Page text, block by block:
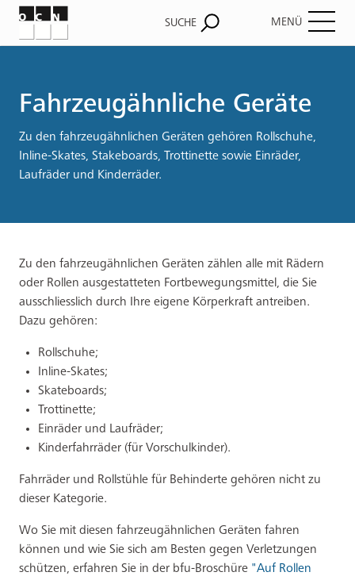
Fahrzeugähnliche Geräte
Zu den fahrzeugähnlichen Geräten gehören Rollschuhe,
Inline-Skates, Stakeboards, Trottinette sowie Einräder,
Laufräder und Kinderräder.
Zu den fahrzeugähnlichen Geräten zählen alle mit Rädern
oder Rollen ausgestatteten Fortbewegungsmittel, die Sie
ausschliesslich durch Ihre eigene Körperkraft antreiben.
Dazu gehören:
Rollschuhe;
Inline-Skates;
Skateboards;
Trottinette;
Einräder und Laufräder;
Kinderfahrräder (für Vorschulkinder).
Fahrräder und Rollstühle für Behinderte gehören nicht zu
dieser Kategorie.
Wo Sie mit diesen fahrzeugähnlichen Geräten fahren
können und wie Sie sich am Besten gegen Verletzungen
schützen, erfahren Sie in der bfu-Broschüre "Auf Rollen
SUCHE MENÜ